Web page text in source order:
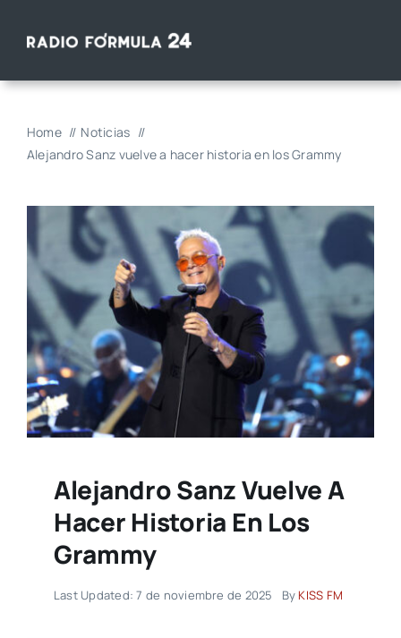
Home
Noticias
Alejandro Sanz vuelve a hacer historia en los Grammy
Alejandro Sanz Vuelve A
Hacer Historia En Los
Grammy
Last Updated: 7 de noviembre de 2025 By KISS FM